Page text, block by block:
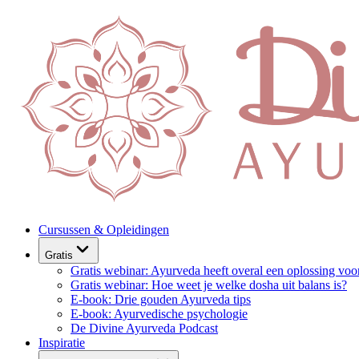
Cursussen & Opleidingen
Gratis
Gratis webinar: Ayurveda heeft overal een oplossing
Gratis webinar: Hoe weet je welke dosha uit balans is?
E-book: Drie gouden Ayurveda tips
E-book: Ayurvedische psychologie
De Divine Ayurveda Podcast
Inspiratie